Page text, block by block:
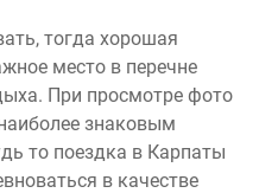
тогда хорошая
место в перечне
При просмотре фото
знаковым
то поездка в Карпаты
в качестве